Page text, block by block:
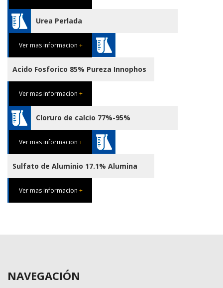
Urea Perlada
Ver mas informacion +
Acido Fosforico 85% Pureza Innophos
Ver mas informacion +
Cloruro de calcio 77%-95%
Ver mas informacion +
Sulfato de Aluminio 17.1% Alumina
Ver mas informacion +
NAVEGACIÓN